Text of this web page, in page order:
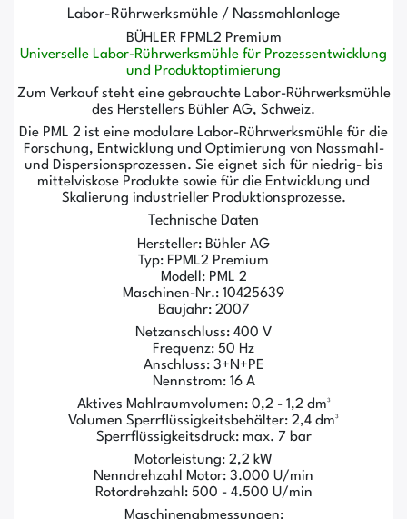
Labor-Rührwerksmühle / Nassmahlanlage
BÜHLER FPML2 Premium
Universelle Labor-Rührwerksmühle für Prozessentwicklung
und Produktoptimierung
Zum Verkauf steht eine gebrauchte Labor-Rührwerksmühle
des Herstellers Bühler AG, Schweiz.
Die PML 2 ist eine modulare Labor-Rührwerksmühle für die
Forschung, Entwicklung und Optimierung von Nassmahl-
und Dispersionsprozessen. Sie eignet sich für niedrig- bis
mittelviskose Produkte sowie für die Entwicklung und
Skalierung industrieller Produktionsprozesse.
Technische Daten
Hersteller: Bühler AG
Typ: FPML2 Premium
Modell: PML 2
Maschinen-Nr.: 10425639
Baujahr: 2007
Netzanschluss: 400 V
Frequenz: 50 Hz
Anschluss: 3+N+PE
Nennstrom: 16 A
Aktives Mahlraumvolumen: 0,2 - 1,2 dm³
Volumen Sperrflüssigkeitsbehälter: 2,4 dm³
Sperrflüssigkeitsdruck: max. 7 bar
Motorleistung: 2,2 kW
Nenndrehzahl Motor: 3.000 U/min
Rotordrehzahl: 500 - 4.500 U/min
Maschinenabmessungen: